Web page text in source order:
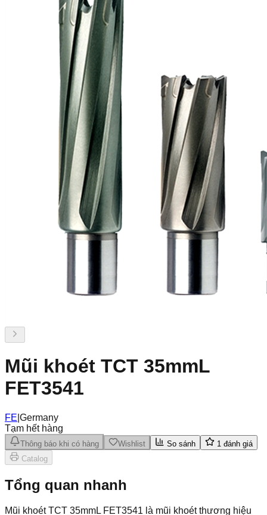
Mũi khoét TCT 35mmL
FET3541
FE Germany
Tạm hết hàng
Thông báo khi có hàng Wishlist So sánh 1 đánh giá
Catalog
Tổng quan nhanh
Mũi khoét TCT 35mmL FET3541 là mũi khoét thương hiệu